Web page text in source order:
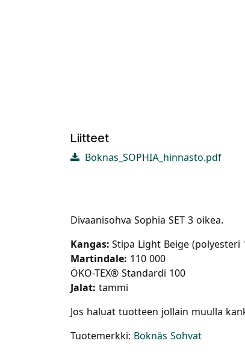
Liitteet
Boknas_SOPHIA_hinnasto.pdf
Divaanisohva Sophia SET 3 oikea.
Kangas: Stipa Light Beige (polyesteri
Martindale: 110 000
ÖKO-TEX® Standardi 100
Jalat: tammi
Jos haluat tuotteen jollain muulla
Tuotemerkki: Boknäs Sohvat